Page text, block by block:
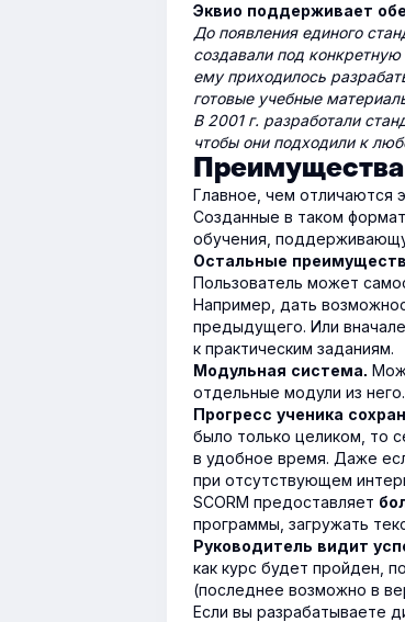
Эквио поддерживает обе
До появления единого
создавали под
ему приходилось
готовые учебные
В 2001 г. разработали
чтобы они подходили к
Преимущества
Главное, чем отличаются
Созданные в таком
обучения,
Остальные
Пользователь может
Например, дать
предыдущего. Или
к практическим заданиям.
Модульная система.
отдельные модули из него.
Прогресс ученика
было только целиком, то
в удобное время. Даже
при отсутствующем
SCORM предоставляет
программы, загружать
Руководитель видит
как курс будет пройден,
(последнее возможно в
Если вы разрабатываете